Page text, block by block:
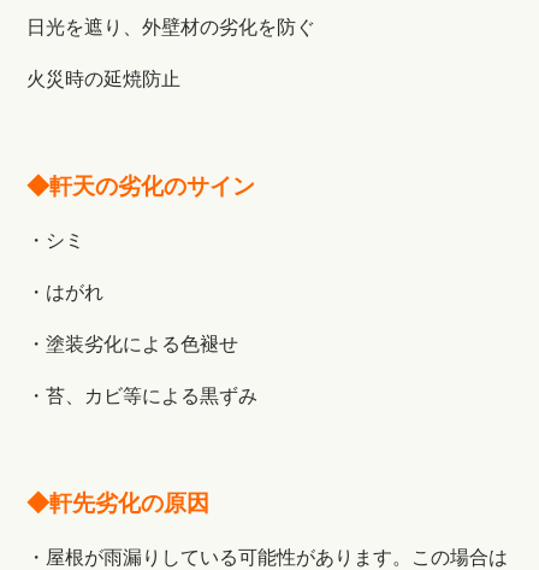
日光を遮り、外壁材の劣化を防ぐ
火災時の延焼防止
◆軒天の劣化のサイン
・シミ
・はがれ
・塗装劣化による色褪せ
・苔、カビ等による黒ずみ
◆軒先劣化の原因
・屋根が雨漏りしている可能性があります。この場合は